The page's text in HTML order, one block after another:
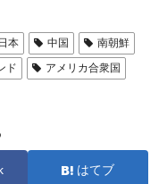
日本 中国
南朝鮮
ド
アメリカ合衆国
はてブ